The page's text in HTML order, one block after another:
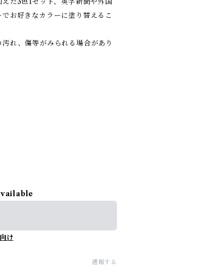
お好きなカラーに塗り替えるこ
れ、傷等がみられる場合があり
け
通報する